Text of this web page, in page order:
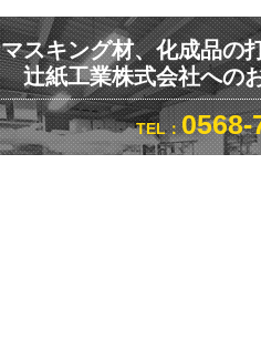
マスキング材、化成品の
辻紙工業株式会社への
TEL：0568-